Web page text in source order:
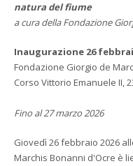
natura del fiume
a cura della Fondazione
Inaugurazione 26
Fondazione Giorgio de
Corso Vittorio Emanuele II,
Fino al 27 marzo 2026
Giovedì 26 febbraio 2026
Marchis Bonanni d'Ocre è